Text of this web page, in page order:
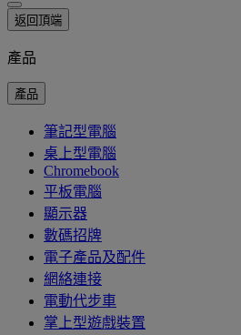
返回頂端
產品
產品
筆記型電腦
桌上型電腦
Chromebook
平板電腦
顯示器
數碼招牌
電子產品及配件
網絡連接
電動代步車
掌上型遊戲裝置